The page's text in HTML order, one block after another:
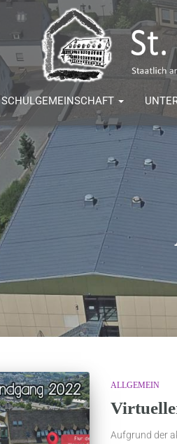
SCHULGEMEINSCHAFT
ALLGEMEIN
Aufgrund der